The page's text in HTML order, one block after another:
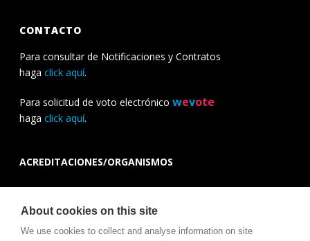
CONTACTO
Para consultar de Notificaciones y Contratos
hagaclick aquí.
Para solicitud de voto electrónicowevote
hagaclick aquí.
ACREDITACIONES/ORGANISMOS
About cookies on this site
We use cookies to collect and analyse information on site